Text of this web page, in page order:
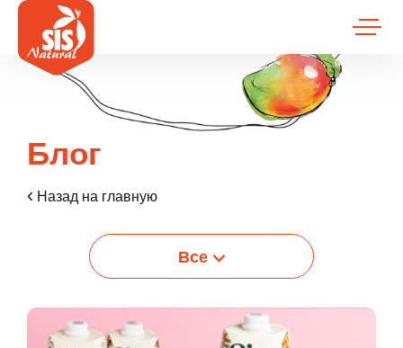
Блог
Назад на главную
Все